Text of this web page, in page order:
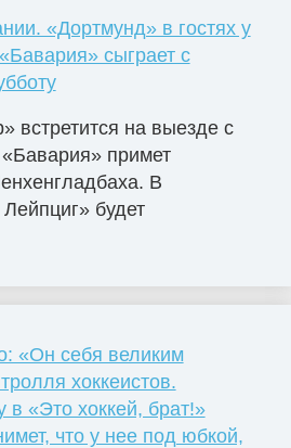
«Дортмунд» в гостях у
сыграет с
встретится на выезде с
примет
В
будет
«Он себя великим
хоккеистов.
в «Это хоккей, брат!»
что у нее под юбкой,